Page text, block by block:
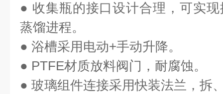
● 收集瓶的接口设计合理，可实
蒸馏进程。
● 浴槽采用电动+手动升降。
● PTFE材质放料阀门，耐腐蚀。
● 玻璃组件连接采用快装法兰，拆